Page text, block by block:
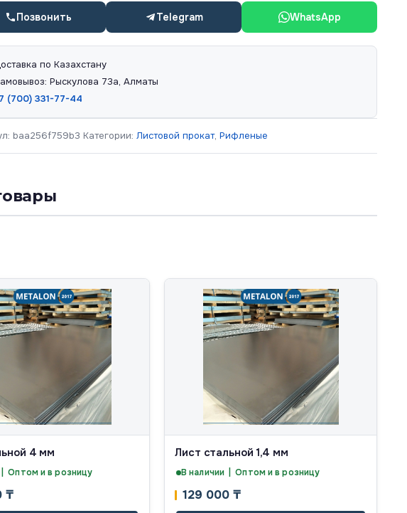
Позвонить Telegram WhatsApp
по Казахстану
Рыскулова 73а, Алматы
(700) 331-77-44
baa256f759b3 Категории:Листовой прокат,Рифленые
4 мм
Оптом и в розницу
₸
Лист стальной 1,4 мм
В наличии | Оптом и в розницу
129 000 ₸